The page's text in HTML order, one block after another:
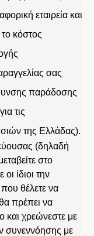
εταιρεία και
κόστος
σας
παράδοσης
τις
της Ελλάδας).
(δηλαδή
στο
ίδιοι την
θέλετε να
πρέπει να
και χρεώνεστε με
συνεννόησης με